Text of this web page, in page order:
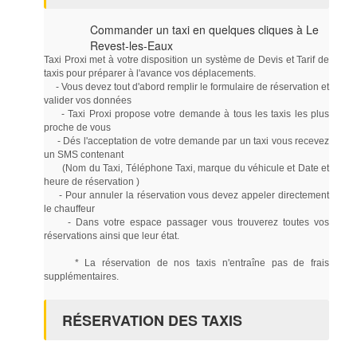
Commander un taxi en quelques cliques à Le
Revest-les-Eaux
Taxi Proxi met à votre disposition un système de Devis et Tarif de
taxis pour préparer à l'avance vos déplacements.
- Vous devez tout d'abord remplir le formulaire de réservation et
valider vos données
- Taxi Proxi propose votre demande à tous les taxis les plus
proche de vous
- Dés l'acceptation de votre demande par un taxi vous recevez
un SMS contenant
(Nom du Taxi, Téléphone Taxi, marque du véhicule et Date et
heure de réservation )
- Pour annuler la réservation vous devez appeler directement
le chauffeur
- Dans votre espace passager vous trouverez toutes vos
réservations ainsi que leur état.
* La réservation de nos taxis n'entraîne pas de frais
supplémentaires.
RÉSERVATION DES TAXIS